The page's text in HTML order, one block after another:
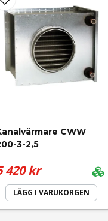
email
Mejladress
Skicka fråga
CWW
3-2,5
420 kr
LÄGG I VARUKORGEN